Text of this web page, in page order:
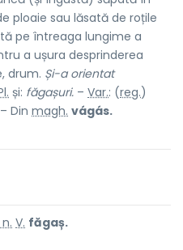
ploaie sau lăsată de roțile
pe întreaga lungime a
a ușura desprinderea
drum. Și-a orientat
și: făgașuri. – Var.: (reg.)
] – Din magh. vágás.
n.V. făgaș.